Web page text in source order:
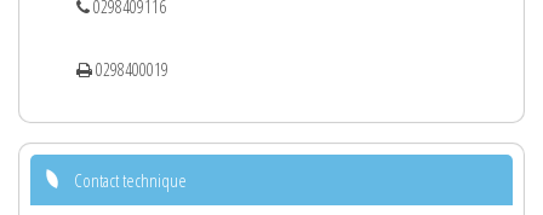
0298409116
0298400019
Contact technique